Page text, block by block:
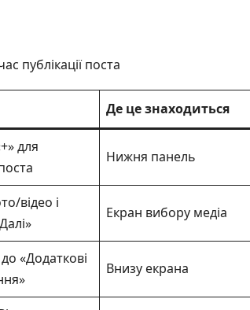
публікації поста
Де це знаходиться
для
Нижня панель
відео і
Екран вибору медіа
«Додаткові
Внизу екрана